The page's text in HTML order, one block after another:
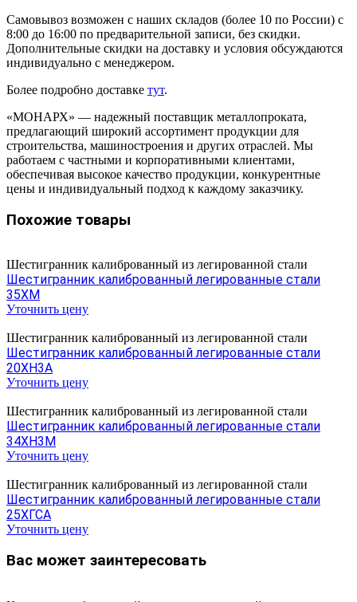
Самовывоз возможен с наших складов (более 10 по России) с
8:00 до 16:00 по предварительной записи, без скидки.
Дополнительные скидки на доставку и условия обсуждаются
индивидуально с менеджером.
Более подробно доставке тут.
«МОНАРХ» — надежный поставщик металлопроката,
предлагающий широкий ассортимент продукции для
строительства, машиностроения и других отраслей. Мы
работаем с частными и корпоративными клиентами,
обеспечивая высокое качество продукции, конкурентные
цены и индивидуальный подход к каждому заказчику.
Похожие товары
Шестигранник калиброванный из легированной стали
Шестигранник калиброванный легированные стали
35ХМ
Уточнить цену
Шестигранник калиброванный из легированной стали
Шестигранник калиброванный легированные стали
20ХН3А
Уточнить цену
Шестигранник калиброванный из легированной стали
Шестигранник калиброванный легированные стали
34ХН3М
Уточнить цену
Шестигранник калиброванный из легированной стали
Шестигранник калиброванный легированные стали
25ХГСА
Уточнить цену
Вас может заинтересовать